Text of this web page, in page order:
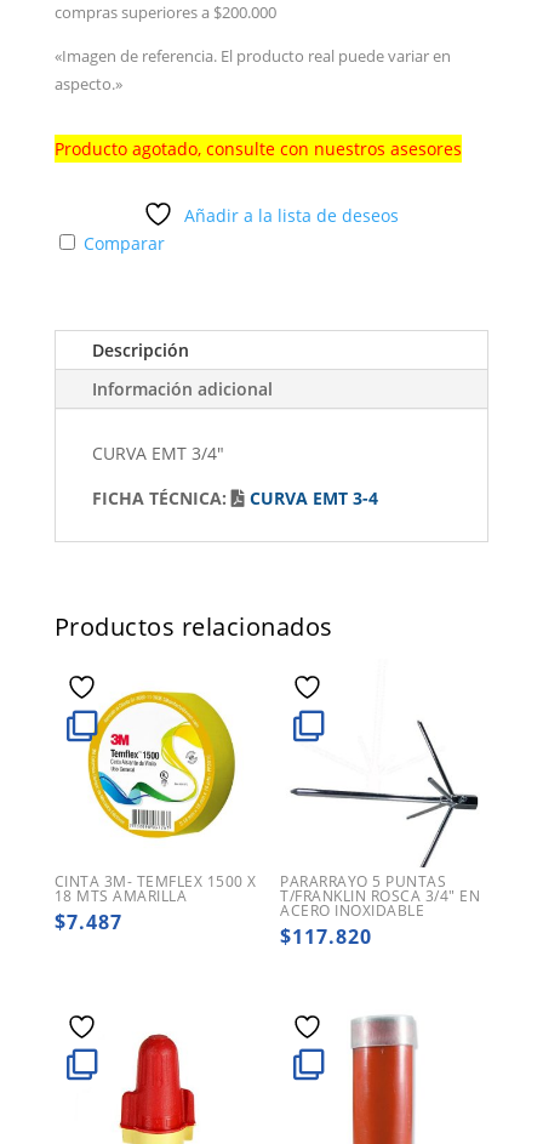
compras superiores a $200.000
«Imagen de referencia. El producto real puede variar en
aspecto.»
Producto agotado, consulte con nuestros asesores
Añadir a la lista de deseos
Comparar
Descripción
Información adicional
CURVA EMT 3/4"
FICHA TÉCNICA:
CURVA EMT 3-4
Productos relacionados
CINTA 3M- TEMFLEX 1500 X
18 MTS AMARILLA
$7.487
PARARRAYO 5 PUNTAS
T/FRANKLIN ROSCA 3/4″ EN
ACERO INOXIDABLE
$117.820